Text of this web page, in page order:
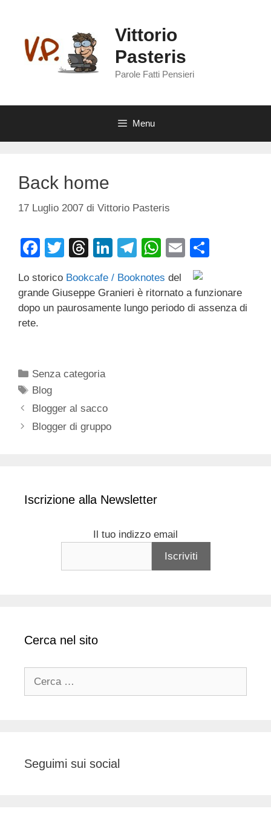
contenuto
Vittorio
Pasteris
Parole Fatti Pensieri
Menu
Back home
17 Luglio 2007 di Vittorio Pasteris
F
c
e
k
T
tt
er
T
e
a
Li
k
e
T
e
gr
W
at
s
E
m
ail n
di
Lo storico Bookcafe / Booknotes del
grande Giuseppe Granieri è ritornato a funzionare
dopo un paurosamente lungo periodo di assenza di
rete.
Categorie
Senza categoria
Tag
Blog
Blogger al sacco
Blogger di gruppo
Iscrizione alla Newsletter
Il tuo indizzo email
Cerca nel sito
Seguimi sui social